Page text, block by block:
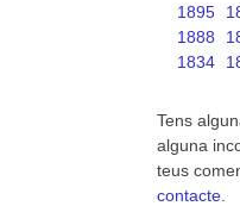
1895
1888
1834
Tens
alguna
teus
contacte